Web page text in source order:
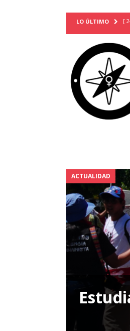
LO ÚLTIMO [
[
[
[
[
[
ACTUALIDAD